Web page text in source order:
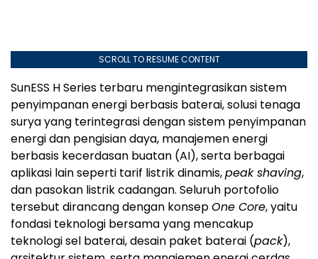
SCROLL TO RESUME CONTENT
SunESS H Series terbaru mengintegrasikan sistem
penyimpanan energi berbasis baterai, solusi tenaga
surya yang terintegrasi dengan sistem penyimpanan
energi dan pengisian daya, manajemen energi
berbasis kecerdasan buatan (AI), serta berbagai
aplikasi lain seperti tarif listrik dinamis,peak shaving,
dan pasokan listrik cadangan. Seluruh portofolio
tersebut dirancang dengan konsepOne Core, yaitu
fondasi teknologi bersama yang mencakup
teknologi sel baterai, desain paket baterai (pack),